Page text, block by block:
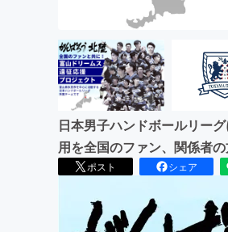
日本男子ハンドボールリー
用を全国のファン、関係者
ポスト シェア